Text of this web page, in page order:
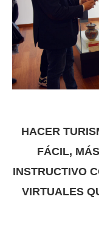
HACER
FÁCIL,
INSTRUCTIVO
VIRTUALES